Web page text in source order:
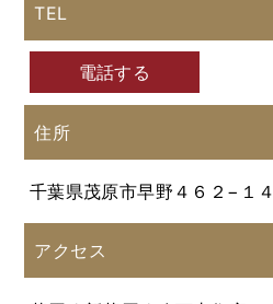
TEL
電話する
住所
千葉県茂原市早野４６２−１４
アクセス